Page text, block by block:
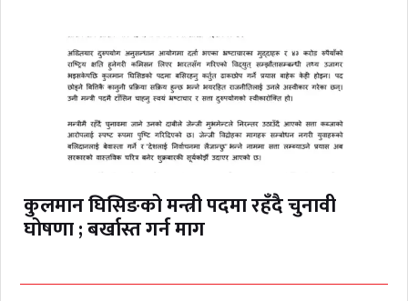
कुलमान घिसिङको मन्त्री पदमा रहँदै चुनावी
घोषणा ; बर्खास्त गर्न माग